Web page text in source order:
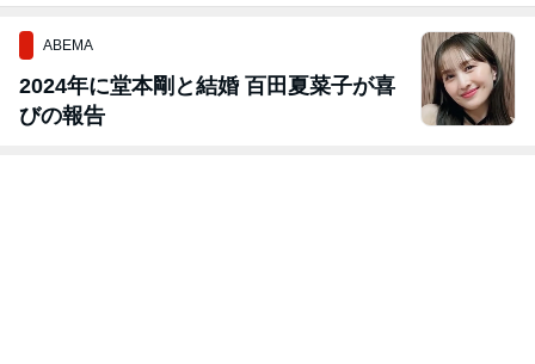
ABEMA
2024年に堂本剛と結婚 百田夏菜子が喜
びの報告